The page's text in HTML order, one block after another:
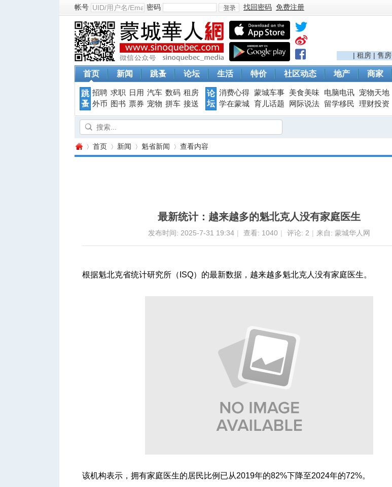
帐号 密码
登
录
找回密码 免费注册
| 租房 | 售房
首页 新闻 跳蚤 论坛 生活 特价 社区动态 地产 商家
跳
蚤
招聘 求职 日用 汽车 数码 租房
外币
图书 票券 宠物 拼车 接送
论
坛
消费心得 蒙城车事 美食美味 电脑电讯 宠物天地
学在蒙城 育儿话题 网际说法 留学移民 理财投资
首页 新闻 魁省新闻 查看内容
最新统计：越来越多的魁北克人没有家庭医生
发布时间: 2025-7-31 19:34 | 查看: 1040 | 评论: 2 | 来自: 蒙城华人网
根据魁北克省统计研究所（ISQ）的最新数据，越来越多魁北克人没有家庭医生。
该机构表示，拥有家庭医生的居民比例已从2019年的82%下降至2024年的72%。